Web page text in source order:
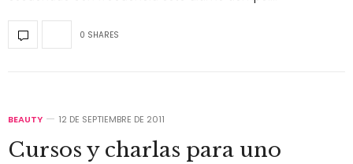
0 SHARES
BEAUTY 12 DE SEPTIEMBRE DE 2011
Cursos y charlas para uno